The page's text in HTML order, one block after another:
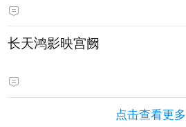
长天鸿影映宫阙
点击查看更多